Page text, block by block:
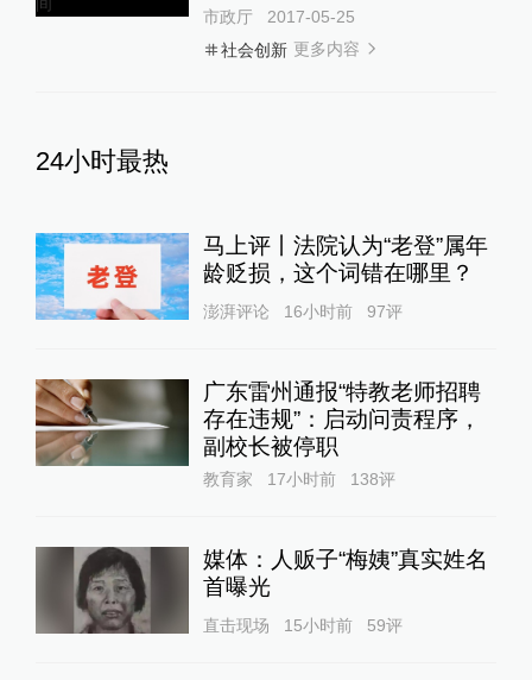
市政厅
2017-05-25
社会创新 更多内容
24小时最热
马上评丨法院认为“老登”属年
龄贬损，这个词错在哪里？
澎湃评论 16小时前 97评
广东雷州通报“特教老师招聘
存在违规”：启动问责程序，
副校长被停职
教育家 17小时前 138评
媒体：人贩子“梅姨”真实姓名
首曝光
直击现场 15小时前 59评